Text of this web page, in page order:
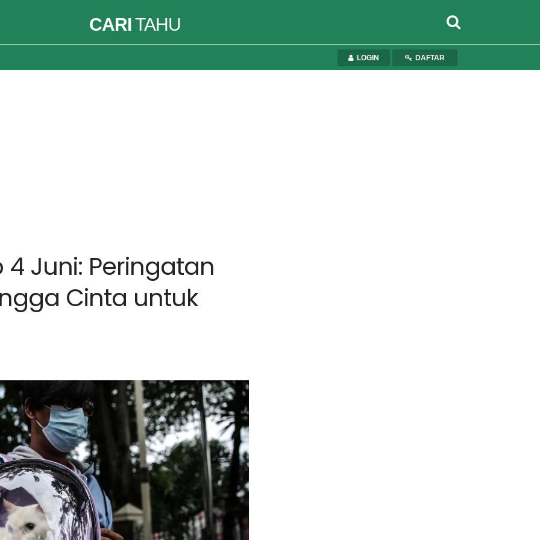
CARITAHU
LOGIN DAFTAR
4 Juni: Peringatan
Cinta untuk